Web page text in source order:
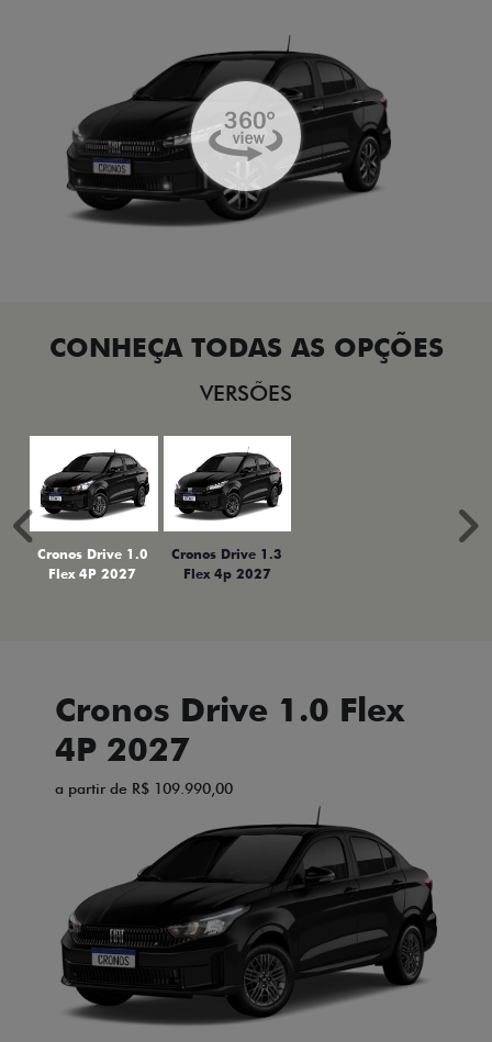
VERSÕES
Cronos Drive 1.0
Flex 4P 2027
Cronos Drive 1.3
Flex 4p 2027
Anterior
Cronos Drive 1.0 Flex
4P 2027
a partir de R$ 109.990,00